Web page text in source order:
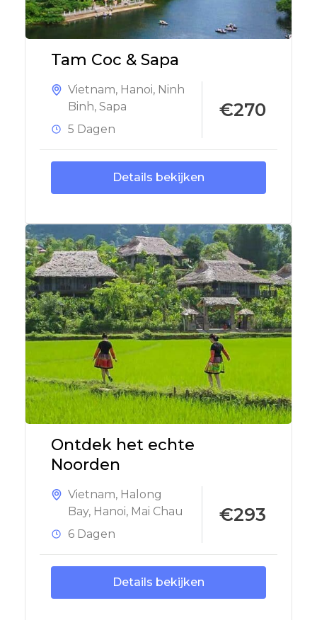
Tam Coc & Sapa
Vietnam, Hanoi, Ninh
Binh, Sapa
5 Dagen
€270
Details bekijken
Ontdek het echte
Noorden
Vietnam, Halong
Bay, Hanoi, Mai Chau
6 Dagen
€293
Details bekijken